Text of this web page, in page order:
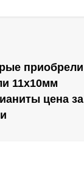
приобрели
11х10мм
цена за